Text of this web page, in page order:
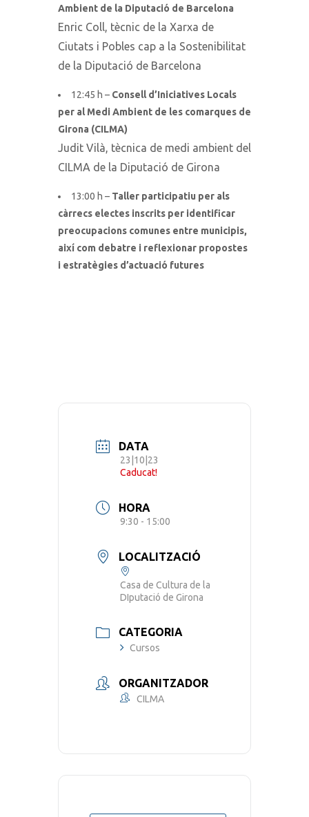
Ambient de la Diputació de Barcelona
Enric Coll, tècnic de la Xarxa de
Ciutats i Pobles cap a la Sostenibilitat
de la Diputació de Barcelona
12:45 h – Consell d’Iniciatives Locals
per al Medi Ambient de les comarques de
Girona (CILMA)
Judit Vilà, tècnica de medi ambient del
CILMA de la Diputació de Girona
13:00 h – Taller participatiu per als
càrrecs electes inscrits per identificar
preocupacions comunes entre municipis,
així com debatre i reflexionar propostes
i estratègies d’actuació futures
DATA
23|10|23
Caducat!
HORA
9:30 - 15:00
LOCALITZACIÓ
Casa de Cultura de la
DIputació de Girona
CATEGORIA
Cursos
ORGANITZADOR
CILMA